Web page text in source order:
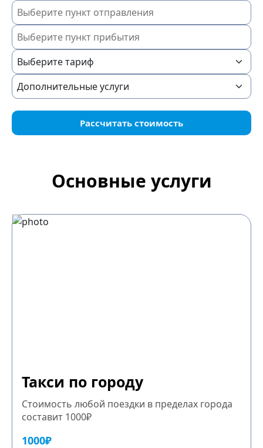
Рассчитать стоимость
Основные услуги
Такси по городу
Стоимость любой поездки в пределах города
составит 1000₽
1000₽